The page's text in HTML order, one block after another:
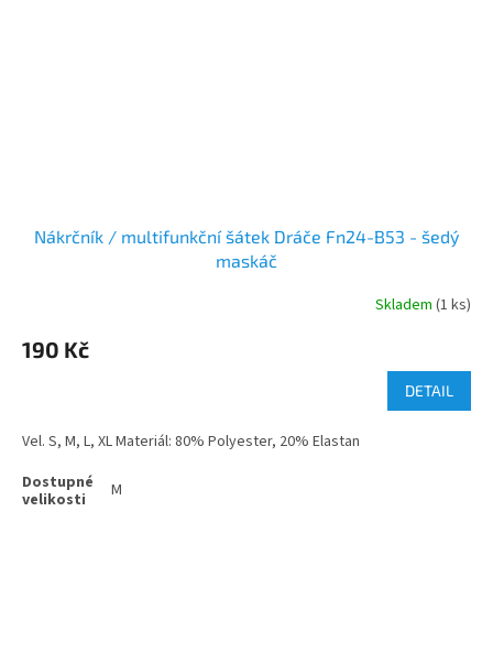
Nákrčník / multifunkční šátek Dráče Fn24-B53 - šedý
maskáč
Skladem (1 ks)
190 Kč
DETAIL
Vel. S, M, L, XL Materiál: 80% Polyester, 20% Elastan
M